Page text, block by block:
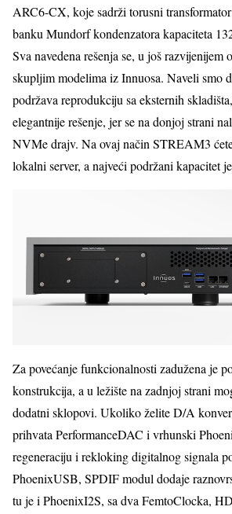
ARC6-CX, koje sadrži torusni
banku Mundorf kondenzatora kapaciteta
Sva navedena rešenja se, u još
skupljim modelima iz Innuosa. Naveli smo
podržava reprodukciju sa eksternih
elegantnije rešenje, jer se na donjoj strani
NVMe drajv. Na ovaj način STREAM3
lokalni server, a najveći podržani kapacitet
Za povećanje funkcionalnosti zadužena je
konstrukcija, a u ležište na zadnjoj strani
dodatni sklopovi. Ukoliko želite D/A
prihvata PerformanceDAC i vrhunski
regeneraciju i rekloking digitalnog signala
PhoenixUSB, SPDIF modul dodaje
tu je i PhoenixI2S, sa dva FemtoClocka,